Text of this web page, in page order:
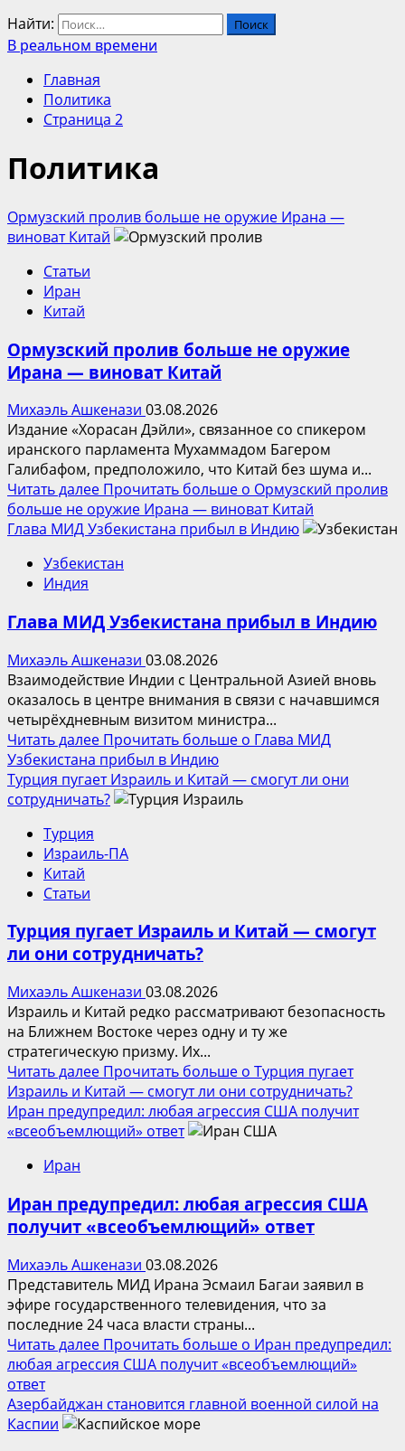
Найти:
В реальном времени
Главная
Политика
Страница 2
Политика
Ормузский пролив больше не оружие Ирана —
виноват Китай
Статьи
Иран
Китай
Ормузский пролив больше не оружие
Ирана — виноват Китай
Михаэль Ашкенази 03.08.2026
Издание «Хорасан Дэйли», связанное со спикером
иранского парламента Мухаммадом Багером
Галибафом, предположило, что Китай без шума и...
Читать далее Прочитать больше о Ормузский пролив
больше не оружие Ирана — виноват Китай
Глава МИД Узбекистана прибыл в Индию
Узбекистан
Индия
Глава МИД Узбекистана прибыл в Индию
Михаэль Ашкенази 03.08.2026
Взаимодействие Индии с Центральной Азией вновь
оказалось в центре внимания в связи с начавшимся
четырёхдневным визитом министра...
Читать далее Прочитать больше о Глава МИД
Узбекистана прибыл в Индию
Турция пугает Израиль и Китай — смогут ли они
сотрудничать?
Турция
Израиль-ПА
Китай
Статьи
Турция пугает Израиль и Китай — смогут
ли они сотрудничать?
Михаэль Ашкенази 03.08.2026
Израиль и Китай редко рассматривают безопасность
на Ближнем Востоке через одну и ту же
стратегическую призму. Их...
Читать далее Прочитать больше о Турция пугает
Израиль и Китай — смогут ли они сотрудничать?
Иран предупредил: любая агрессия США получит
«всеобъемлющий» ответ
Иран
Иран предупредил: любая агрессия США
получит «всеобъемлющий» ответ
Михаэль Ашкенази 03.08.2026
Представитель МИД Ирана Эсмаил Багаи заявил в
эфире государственного телевидения, что за
последние 24 часа власти страны...
Читать далее Прочитать больше о Иран предупредил:
любая агрессия США получит «всеобъемлющий»
ответ
Азербайджан становится главной военной силой на
Каспии